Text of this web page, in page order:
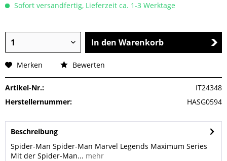
Sofort versandfertig, Lieferzeit ca. 1-3 Werktage
In den Warenkorb
Merken Bewerten
Artikel-Nr.:
IT24348
Herstellernummer:
HASG0594
Beschreibung
Spider-Man Spider-Man Marvel Legends Maximum Series
Mit der Spider-Man... mehr